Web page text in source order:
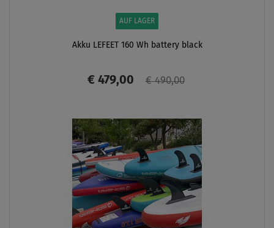
AUF LAGER
Akku LEFEET 160 Wh battery black
€ 479,00 € 490,00
ANZEIGEN